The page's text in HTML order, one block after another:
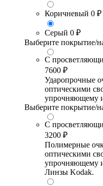
Коричневый 0 ₽
Серый 0 ₽
Выберите покрытие/
С
7600 ₽
Ударопрочные
оптическими
упрочняющему
Выберите покрытие/
С
3200 ₽
Полимерные
оптическими
упрочняющему
Линзы Kodak.